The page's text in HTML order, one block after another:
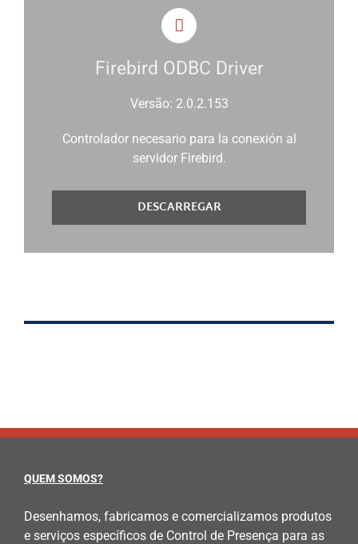
Firebird ODBC Driver
Versão: 2.0.2.153
Controlador necesario para la conexión al
servidor Firebird.
DESCARREGAR
QUEM SOMOS?
Desenhamos, fabricamos e comercializamos produtos
e serviços específicos de Control de Presença para as